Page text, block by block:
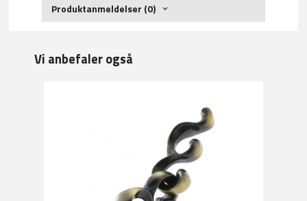
Produktanmeldelser (0)
Vi anbefaler også